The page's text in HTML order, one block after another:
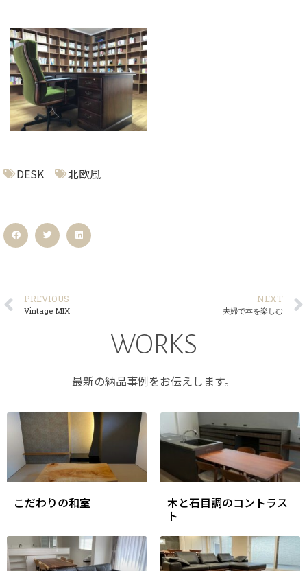
DESK 北欧風
PREVIOUS
Vintage MIX
NEXT
夫婦で本を楽しむ
WORKS
最新の納品事例をお伝えします。
こだわりの和室 木と石目調のコントラス
ト